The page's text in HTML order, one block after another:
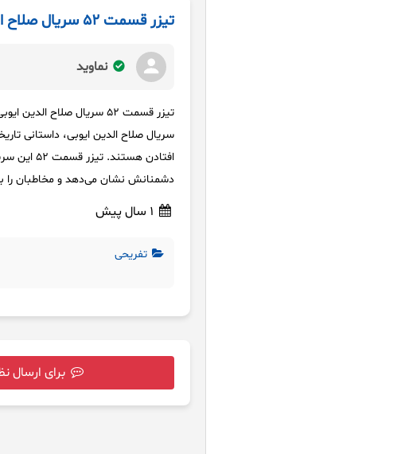
تیزر قسمت ۵۲ سریال صلاح الدین ایوبی با زیرنویس فارسی
نماوید
تیزر قسمت ۵۲ سریال صلاح الدین ایوبی با زیرنویس فارسی
سریال صلاح الدین ایوبی، داستانی
افتادن هستند. تیزر قسمت ۵۲ این سریال با
دشمنانش نشان می‌دهد و مخاطبان
تفریحی
برای ارسال